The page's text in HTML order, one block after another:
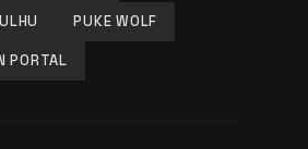
PUKE WOLF
PORTAL